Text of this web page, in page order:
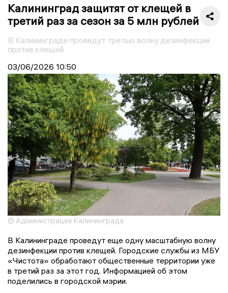
Калининград защитят от клещей в
третий раз за сезон за 5 млн рублей
В Калининграде проведут третью волну дезинфекции
против клещей
03/06/2026 10:50
© Администрация Калининграда
В Калининграде проведут еще одну масштабную волну
дезинфекции против клещей. Городские службы из МБУ
«Чистота» обработают общественные территории уже
в третий раз за этот год. Информацией об этом
поделились в городской мэрии.